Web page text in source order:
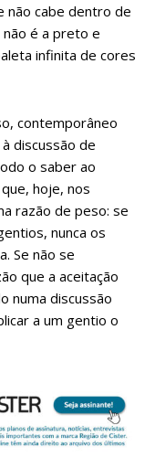
não cabe dentro de
é a preto e
infinita de cores
contemporâneo
discussão de
o saber ao
hoje, nos
razão de peso: se
nunca os
Se não se
que a aceitação
numa discussão
a um gentio o